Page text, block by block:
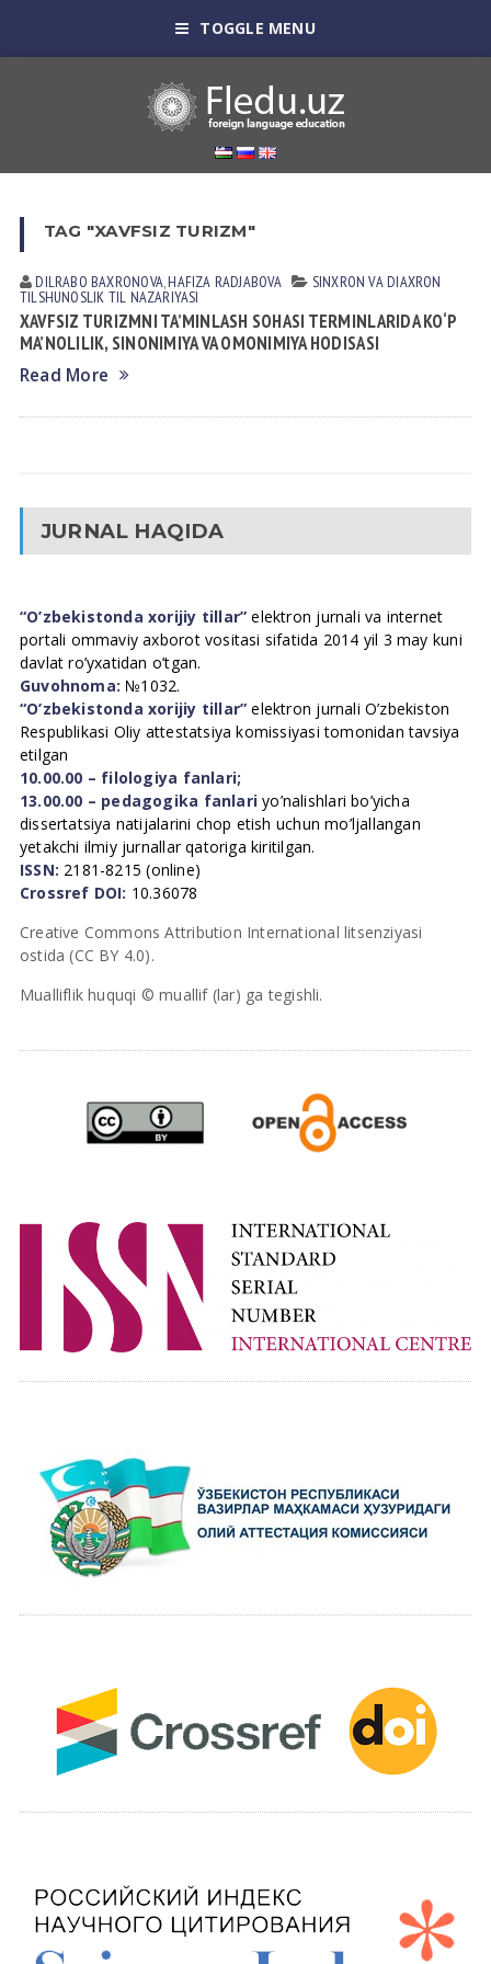
TOGGLE MENU
TAG "XAVFSIZ TURIZM"
DILRABO BAXRONOVA,HAFIZA RADJABOVA SINXRON VА DIАXRON
TILSHUNOSLIK TIL NАZАRIYASI
XAVFSIZ TURIZMNI TA’MINLASH SOHASI TERMINLARIDA KO‘P
MA’NOLILIK, SINONIMIYA VA OMONIMIYA HODISASI
Read More
JURNAL HAQIDA
“O’zbekistonda xorijiy tillar” elektron jurnali va internet
portali ommaviy axborot vositasi sifatida 2014 yil 3 may kuni
davlat ro’yxatidan o’tgan.
Guvohnoma: №1032.
“O’zbekistonda xorijiy tillar” elektron jurnali O’zbekiston
Respublikasi Oliy attestatsiya komissiyasi tomonidan tavsiya
etilgan
10.00.00 – filologiya fanlari;
13.00.00 – pedagogika fanlari yo’nalishlari bo’yicha
dissertatsiya natijalarini chop etish uchun mo’ljallangan
yetakchi ilmiy jurnallar qatoriga kiritilgan.
ISSN: 2181-8215 (online)
Crossref DOI: 10.36078
Creative Commons Attribution International litsenziyasi
ostida (CC BY 4.0).
Mualliflik huquqi © muallif (lar) ga tegishli.